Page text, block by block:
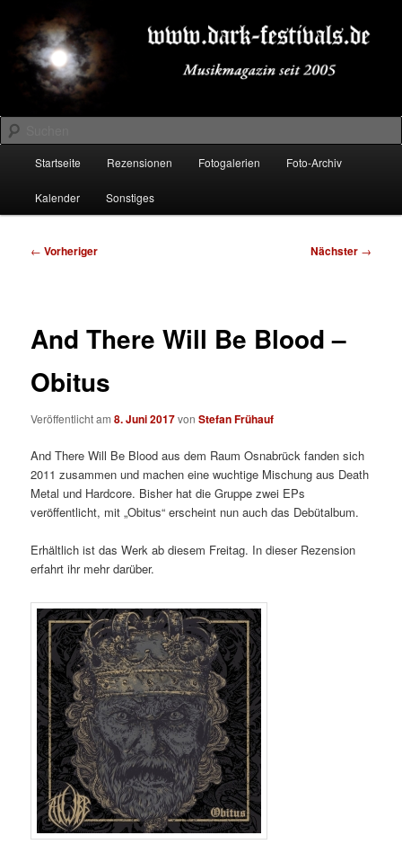
primären
Inhalt
springenDARK-FESTIVALS.DE
Suchen
Startseite Rezensionen Fotogalerien Foto-Archiv
Kalender Sonstiges
Beitragsnavigation
← Vorheriger Nächster →
And There Will Be Blood –
Obitus
Veröffentlicht am8. Juni 2017vonStefan Frühauf
And There Will Be Blood aus dem Raum Osnabrück fanden sich
2011 zusammen und machen eine wuchtige Mischung aus Death
Metal und Hardcore. Bisher hat die Gruppe zwei EPs
veröffentlicht, mit „Obitus“ erscheint nun auch das Debütalbum.
Erhältlich ist das Werk ab diesem Freitag. In dieser Rezension
erfahrt ihr mehr darüber.